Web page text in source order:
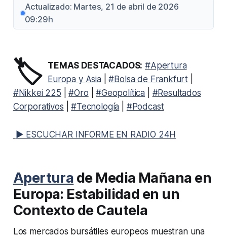
Actualizado: Martes, 21 de abril de 2026
09:29h
🏷️ TEMAS DESTACADOS: #Apertura
Europa y Asia|#Bolsa de Frankfurt
#Nikkei 225 |#Oro |#Geopolítica
#Resultados
Corporativos |#Tecnología #Podcast
▶ ESCUCHAR INFORME EN RADIO 24H
Apertura de Media Mañana en
Europa: Estabilidad en un
Contexto de Cautela
Los mercados bursátiles europeos muestran una